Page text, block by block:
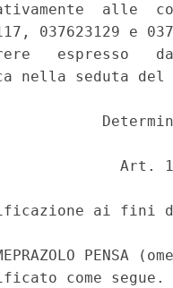
alle
037623129 e
espresso
nella seduta del
Art.
ai fini
PENSA
come segue.